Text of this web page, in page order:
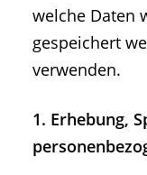
welche Daten
gespeichert
verwenden.
1. Erhebung,